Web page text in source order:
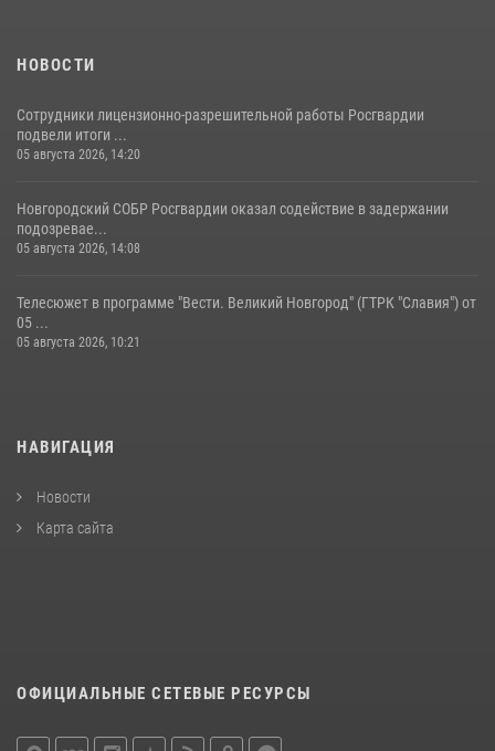
НОВОСТИ
Сотрудники лицензионно-разрешительной работы Росгвардии
подвели итоги ...
05 августа 2026, 14:20
Новгородский СОБР Росгвардии оказал содействие в задержании
подозревае...
05 августа 2026, 14:08
Телесюжет в программе "Вести. Великий Новгород" (ГТРК "Славия") от
05 ...
05 августа 2026, 10:21
НАВИГАЦИЯ
Новости
Карта сайта
ОФИЦИАЛЬНЫЕ СЕТЕВЫЕ РЕСУРСЫ